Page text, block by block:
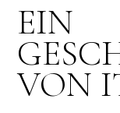
EIN
VON